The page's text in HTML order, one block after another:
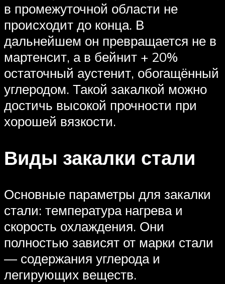
в промежуточной области не
происходит до конца. В
дальнейшем он превращается не в
мартенсит, а в бейнит + 20%
остаточный аустенит, обогащённый
углеродом. Такой закалкой можно
достичь высокой прочности при
хорошей вязкости.
Виды закалки стали
Основные параметры для закалки
стали: температура нагрева и
скорость охлаждения. Они
полностью зависят от марки стали
— содержания углерода и
легирующих веществ.